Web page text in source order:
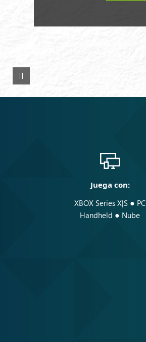
Juega con:
XBOX Series X|S ● PC
Handheld ● Nube